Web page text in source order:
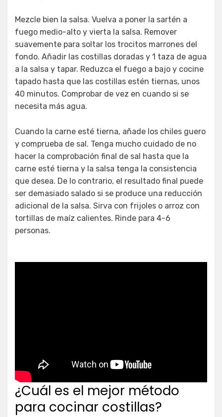
Mezcle bien la salsa. Vuelva a poner la sartén a
fuego medio-alto y vierta la salsa. Remover
suavemente para soltar los trocitos marrones del
fondo. Añadir las costillas doradas y 1 taza de agua
a la salsa y tapar. Reduzca el fuego a bajo y cocine
tapado hasta que las costillas estén tiernas, unos
40 minutos. Comprobar de vez en cuando si se
necesita más agua.
Cuando la carne esté tierna, añade los chiles guero
y comprueba de sal. Tenga mucho cuidado de no
hacer la comprobación final de sal hasta que la
carne esté tierna y la salsa tenga la consistencia
que desea. De lo contrario, el resultado final puede
ser demasiado salado si se produce una reducción
adicional de la salsa. Sirva con frijoles o arroz con
tortillas de maíz calientes. Rinde para 4-6
personas.
¿Cuál es el mejor método
para cocinar costillas?